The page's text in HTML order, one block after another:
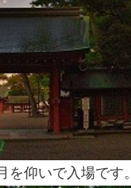
を仰いで入場です。